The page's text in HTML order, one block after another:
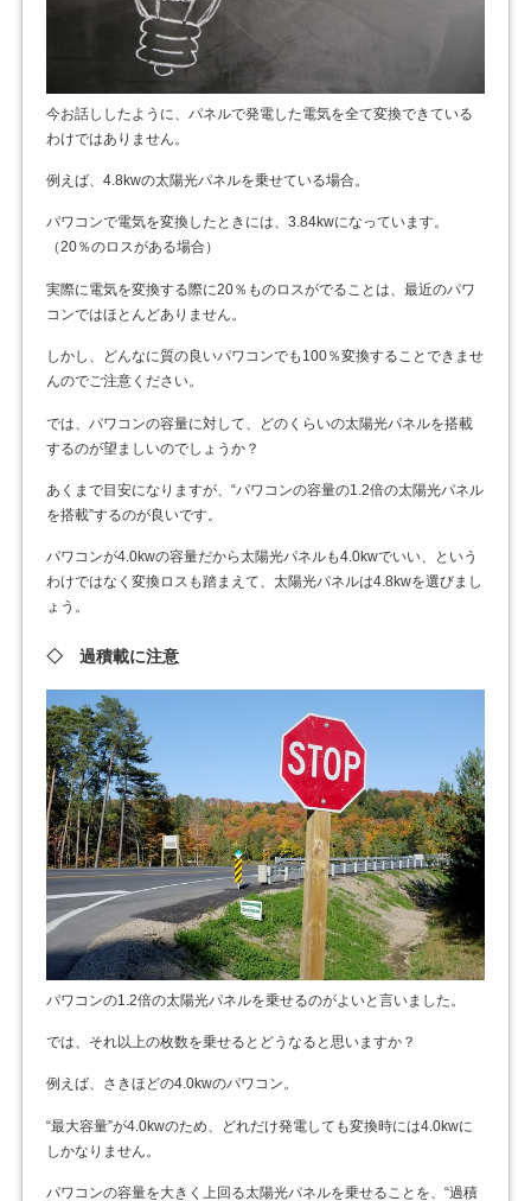
今お話ししたように、パネルで発電した電気を全て変換できている
わけではありません。
例えば、4.8kwの太陽光パネルを乗せている場合。
パワコンで電気を変換したときには、3.84kwになっています。
（20％のロスがある場合）
実際に電気を変換する際に20％ものロスがでることは、最近のパワ
コンではほとんどありません。
しかし、どんなに質の良いパワコンでも100％変換することできませ
んのでご注意ください。
では、パワコンの容量に対して、どのくらいの太陽光パネルを搭載
するのが望ましいのでしょうか？
あくまで目安になりますが、“パワコンの容量の1.2倍の太陽光パネル
を搭載”するのが良いです。
パワコンが4.0kwの容量だから太陽光パネルも4.0kwでいい、という
わけではなく変換ロスも踏まえて、太陽光パネルは4.8kwを選びまし
ょう。
◇ 過積載に注意
パワコンの1.2倍の太陽光パネルを乗せるのがよいと言いました。
では、それ以上の枚数を乗せるとどうなると思いますか？
例えば、さきほどの4.0kwのパワコン。
“最大容量”が4.0kwのため、どれだけ発電しても変換時には4.0kwに
しかなりません。
パワコンの容量を大きく上回る太陽光パネルを乗せることを、“過積